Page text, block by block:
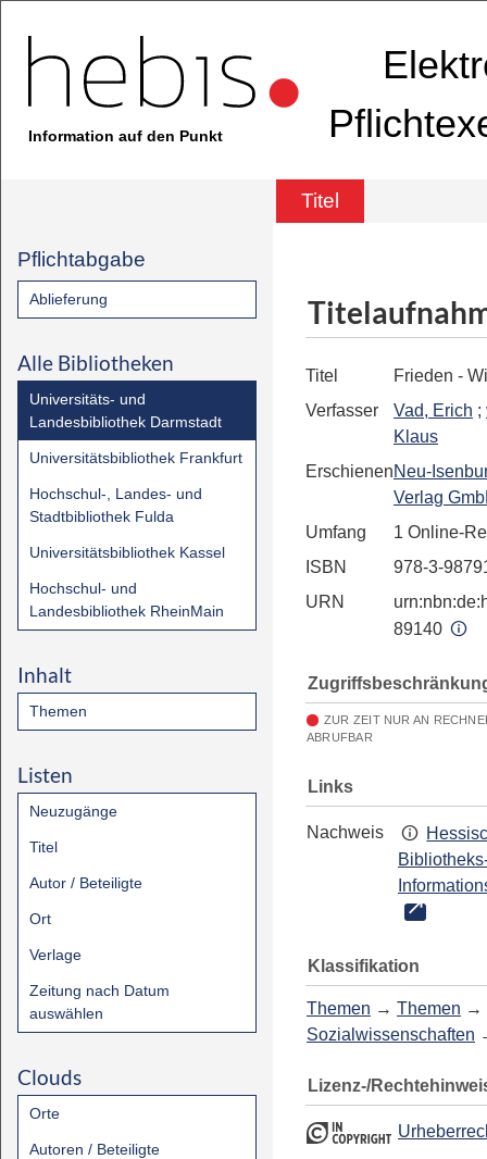
Information auf den Punkt
Titel
Pflichtabgabe
Ablieferung
Alle Bibliotheken
Universitäts- und
Landesbibliothek Darmstadt
Universitätsbibliothek Frankfurt
Hochschul-, Landes- und
Stadtbibliothek Fulda
Universitätsbibliothek Kassel
Hochschul- und
Landesbibliothek RheinMain
Inhalt
Themen
Listen
Neuzugänge
Titel
Autor / Beteiligte
Ort
Verlage
Zeitung nach Datum
auswählen
Clouds
Orte
Autoren / Beteiligte
Titel
Frieden -
Verfasser
Vad, Erich ;
Klaus
ErschienenNeu-
Verlag
Umfang
1 Online-
ISBN
978-3-
URN
89140
ZUR ZEIT NUR AN
ABRUFBAR
Links
Nachweis
Klassifikation
Themen → Themen →
Sozialwissenschaften
Lizenz-/